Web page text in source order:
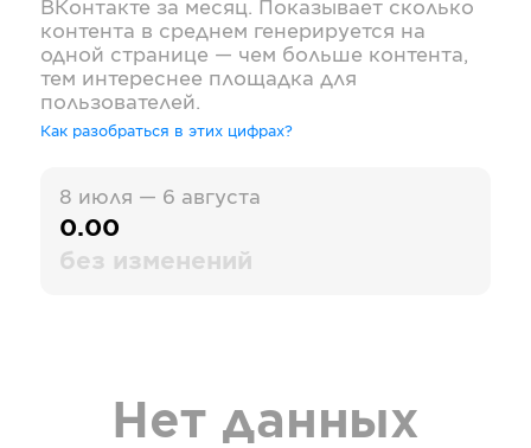
ВКонтакте за месяц. Показывает сколько
контента в среднем генерируется на
одной странице — чем больше контента,
тем интереснее площадка для
пользователей.
Как разобраться в этих цифрах?
8 июля — 6 августа
0.00
без изменений
Нет данных